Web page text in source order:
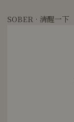
SOBER · 清醒一下